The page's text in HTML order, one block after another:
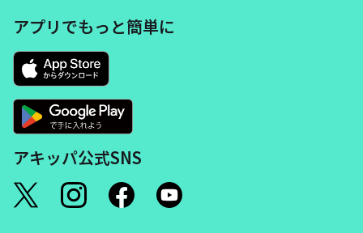
アプリでもっと簡単に
アキッパ公式SNS